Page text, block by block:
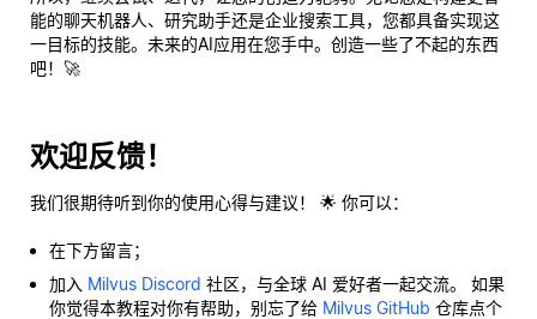
能的聊天机器人、研究助手还是企业搜索工具，您都具备实现这
一目标的技能。未来的AI应用在您手中。创造一些了不起的东西
吧！🚀
欢迎反馈！
我们很期待听到你的使用心得与建议！ 🌟 你可以：
在下方留言；
加入 Milvus Discord 社区，与全球 AI 爱好者一起交流。 如果
你觉得本教程对你有帮助，别忘了给 Milvus GitHub 仓库点个